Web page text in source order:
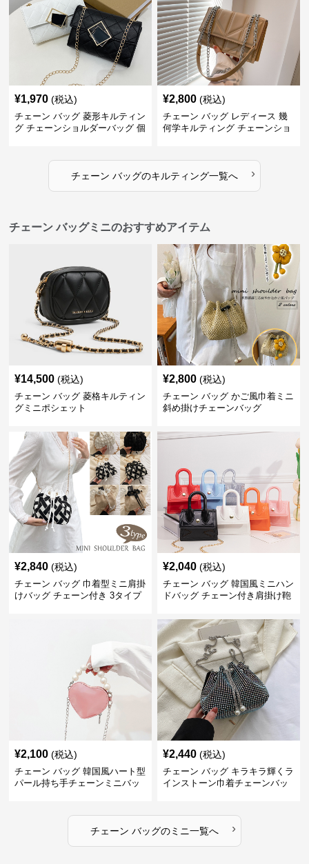
¥1,970 (税込)
チェーン バッグ 菱形キルティン
グ チェーンショルダーバッグ 個
¥2,800 (税込)
チェーン バッグ レディース 幾
何学キルティング チェーンショ
チェーン バッグのキルティング一覧へ ›
チェーン バッグミニのおすすめアイテム
¥14,500 (税込)
チェーン バッグ 菱格キルティン
グミニポシェット
¥2,800 (税込)
チェーン バッグ かご風巾着ミニ
斜め掛けチェーンバッグ
¥2,840 (税込)
チェーン バッグ 巾着型ミニ肩掛
けバッグ チェーン付き 3タイプ
¥2,040 (税込)
チェーン バッグ 韓国風ミニハン
ドバッグ チェーン付き肩掛け鞄
¥2,100 (税込)
チェーン バッグ 韓国風ハート型
パール持ち手チェーンミニバッ
¥2,440 (税込)
チェーン バッグ キラキラ輝くラ
インストーン巾着チェーンバッ
チェーン バッグのミニ一覧へ ›